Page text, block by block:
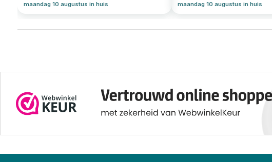
maandag 10 augustus in huis maandag 10 augustus in huis